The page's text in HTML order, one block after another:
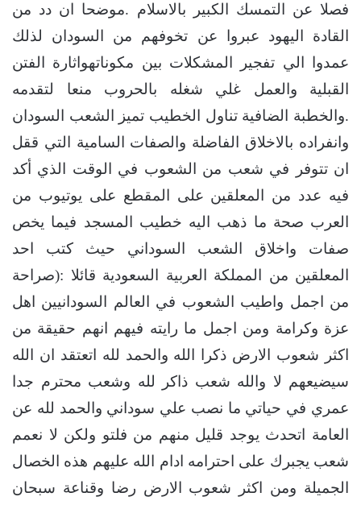
فصلا عن التمسك الكبير بالاسلام .موضحا ان دد من
القادة اليهود عبروا عن تخوفهم من السودان لذلك
عمدوا الي تفجير المشكلات بين مكوناتهواثارة الفتن
القبلية والعمل غلي شغله بالحروب منعا لتقدمه
.والخطبة الضافية تناول الخطيب تميز الشعب السودان
وانفراده بالاخلاق الفاضلة والصفات السامية التي ققل
ان تتوفر في شعب من الشعوب في الوقت الذي أكد
فيه عدد من المعلقين على المقطع على يوتيوب من
العرب صحة ما ذهب اليه خطيب المسجد فيما يخص
صفات واخلاق الشعب السوداني حيث كتب احد
المعلقين من المملكة العربية السعودية قائلا :(صراحة
من اجمل واطيب الشعوب في العالم السودانيين اهل
عزة وكرامة ومن اجمل ما رايته فيهم انهم حقيقة من
اكثر شعوب الارض ذكرا الله والحمد لله اتعتقد ان الله
سيضيعهم لا والله شعب ذاكر لله وشعب محترم جدا
عمري في حياتي ما نصب علي سوداني والحمد لله عن
العامة اتحدث يوجد قليل منهم من فلتو ولكن لا نعمم
شعب يجبرك على احترامه ادام الله عليهم هذه الخصال
الجميلة ومن اكثر شعوب الارض رضا وقناعة سبحان